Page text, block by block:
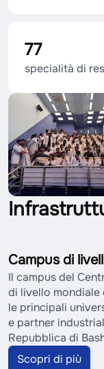
77
specialità di
Campus di
Il campus del
di livello
le principali
e partner
Repubblica di
Scopri di più